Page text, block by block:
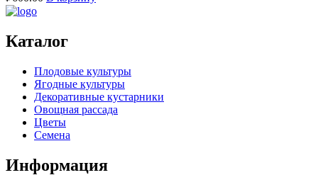
Каталог
Плодовые культуры
Ягодные культуры
Декоративные кустарники
Овощная рассада
Цветы
Семена
Информация